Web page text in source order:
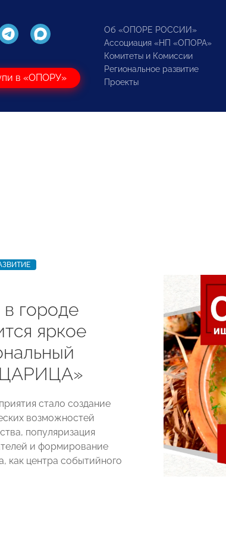
в «ОПОРУ»
Об «ОПОРЕ РОССИИ»
Ассоциация «НП «ОПОРА»
Комитеты и Комиссии
Региональное развитие
Проекты
в городе
яркое
ЦАРИЦА»
стало создание
возможностей
популяризация
и формирование
как центра событийного